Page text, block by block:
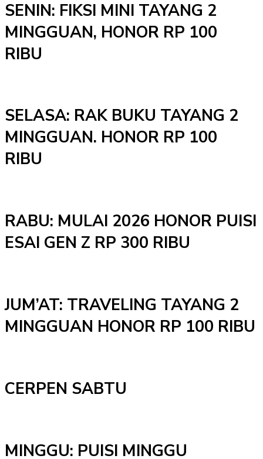
SENIN: FIKSI MINI TAYANG 2
MINGGUAN, HONOR RP 100
RIBU
SELASA: RAK BUKU TAYANG 2
MINGGUAN. HONOR RP 100
RIBU
RABU: MULAI 2026 HONOR PUISI
ESAI GEN Z RP 300 RIBU
JUM’AT: TRAVELING TAYANG 2
MINGGUAN HONOR RP 100 RIBU
CERPEN SABTU
MINGGU: PUISI MINGGU